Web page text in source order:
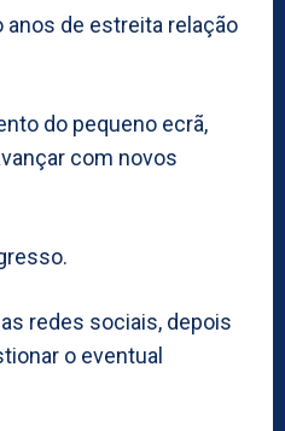
de estreita relação
do pequeno ecrã,
com novos
redes sociais, depois
o eventual